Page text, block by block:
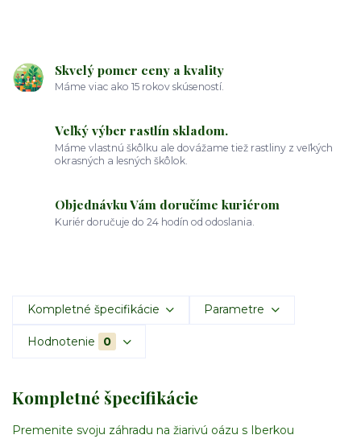
Skvelý pomer ceny a kvality
Máme viac ako 15 rokov skúseností.
Veľký výber rastlín skladom.
Máme vlastnú škôlku ale dovážame tiež rastliny z veľkých
okrasných a lesných škôlok.
Objednávku Vám doručíme kuriérom
Kuriér doručuje do 24 hodín od odoslania.
Kompletné špecifikácie Parametre
Hodnotenie 0
Kompletné špecifikácie
Premenite svoju záhradu na žiarivú oázu s Iberkou